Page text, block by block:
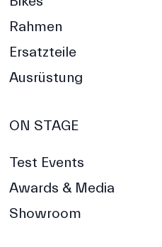
Rahmen
Ersatzteile
Ausrüstung
ON STAGE
Test Events
Awards & Media
Showroom